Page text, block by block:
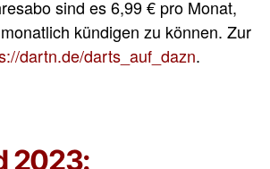
sind es 6,99 € pro Monat,
kündigen zu können. Zur
dartn.de/darts_auf_dazn.
2023: